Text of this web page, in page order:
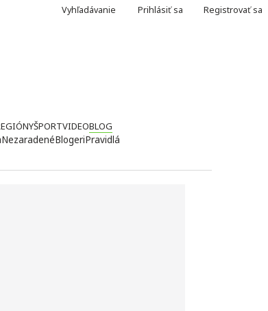
Vyhľadávanie Prihlásiť sa Registrovať sa
ŠPORTVIDEOBLOG
NezaradenéBlogeriPravidlá